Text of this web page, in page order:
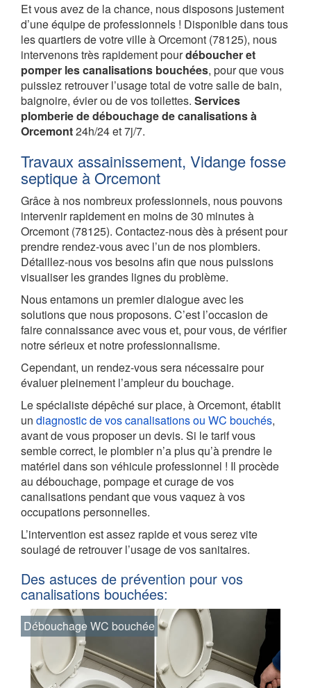
Et vous avez de la chance, nous disposons justement
d’une équipe de professionnels ! Disponible dans tous
les quartiers de votre ville à Orcemont (78125), nous
intervenons très rapidement pourdéboucher et
pomper les canalisations bouchées, pour que vous
puissiez retrouver l’usage total de votre salle de bain,
baignoire, évier ou de vos toilettes. Services
plomberie de débouchage de canalisations à
Orcemont24h/24 et 7j/7.
Travaux assainissement, Vidange fosse
septique à Orcemont
Grâce à nos nombreux professionnels, nous pouvons
intervenir rapidement en moins de 30 minutes à
Orcemont (78125). Contactez-nous dès à présent pour
prendre rendez-vous avec l’un de nos plombiers.
Détaillez-nous vos besoins afin que nous puissions
visualiser les grandes lignes du problème.
Nous entamons un premier dialogue avec les
solutions que nous proposons. C’est l’occasion de
faire connaissance avec vous et, pour vous, de vérifier
notre sérieux et notre professionnalisme.
Cependant, un rendez-vous sera nécessaire pour
évaluer pleinement l’ampleur du bouchage.
Le spécialiste dépêché sur place, à Orcemont, établit
un diagnostic de vos canalisations ou WC bouchés,
avant de vous proposer un devis. Si le tarif vous
semble correct, le plombier n’a plus qu’à prendre le
matériel dans son véhicule professionnel ! Il procède
au débouchage, pompage et curage de vos
canalisations pendant que vous vaquez à vos
occupations personnelles.
L’intervention est assez rapide et vous serez vite
soulagé de retrouver l’usage de vos sanitaires.
Des astuces de prévention pour vos
canalisations bouchées:
Débouchage WC bouchée